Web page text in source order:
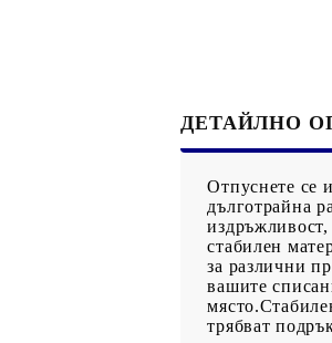
ДЕТАЙЛНО
Отпуснете се
дълготрайна
стабилен
за различни
вашите
трябват